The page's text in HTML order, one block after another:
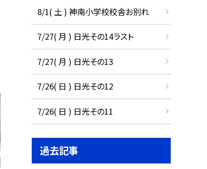
8/1( 土 ) 神南小学校校舎お別れ
7/27( 月 ) 日光その14ラスト
7/27( 月 ) 日光その13
7/26( 日 ) 日光その12
7/26( 日 ) 日光その11
過去記事